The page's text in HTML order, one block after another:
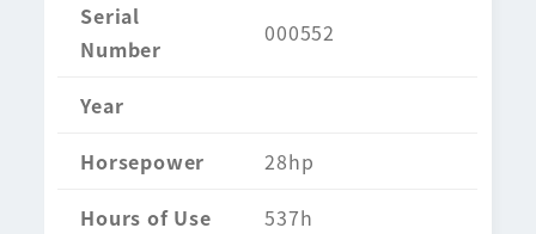
Serial
Number
000552
Year
Horsepower
28hp
Hours of Use
537h